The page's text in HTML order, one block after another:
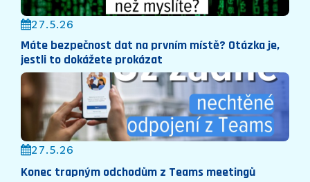
27.5.26
Máte bezpečnost dat na prvním místě? Otázka je,
jestli to dokážete prokázat
27.5.26
Konec trapným odchodům z Teams meetingů